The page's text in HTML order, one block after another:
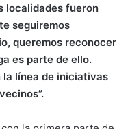
localidades fueron
seguiremos
queremos reconocer
es parte de ello.
la línea de iniciativas